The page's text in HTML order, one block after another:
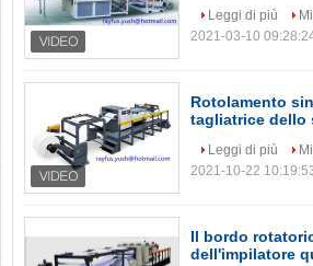
Leggi di più
2021-03-10
Rotolamento
tagliatrice dello
Leggi di più
2021-10-22
Il bordo
dell'impilatore